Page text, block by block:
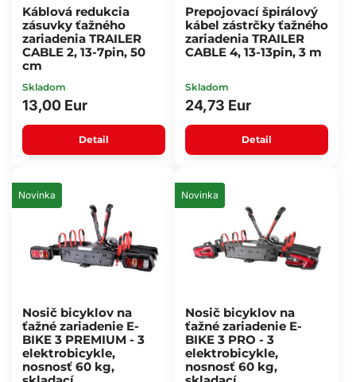
Káblová redukcia
zásuvky ťažného
zariadenia TRAILER
CABLE 2, 13-7pin, 50
cm
Skladom
13,00 Eur
Detail
Prepojovací špirálový
kábel zástrčky ťažného
zariadenia TRAILER
CABLE 4, 13-13pin, 3 m
Skladom
24,73 Eur
Detail
Novinka
Nosič bicyklov na
ťažné zariadenie E-
BIKE 3 PREMIUM - 3
elektrobicykle,
nosnosť 60 kg,
Novinka
Nosič bicyklov na
ťažné zariadenie E-
BIKE 3 PRO - 3
elektrobicykle,
nosnosť 60 kg,